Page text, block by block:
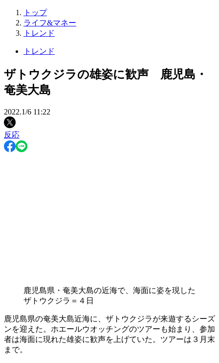
トップ
ライフ&マネー
トレンド
トレンド
ザトウクジラの雄姿に歓声 鹿児島・
奄美大島
2022.1/6 11:22
反応
鹿児島県・奄美大島の近海で、海面に姿を現した
ザトウクジラ＝４日
鹿児島県の奄美大島近海に、ザトウクジラが来遊するシーズ
ンを迎えた。ホエールウオッチングのツアーも始まり、参加
者は海面に現れた雄姿に歓声を上げていた。ツアーは３月末
まで。